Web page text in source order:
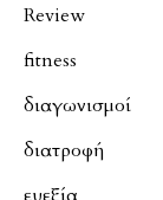
Review
fitness
διαγωνισμοί
διατροφή